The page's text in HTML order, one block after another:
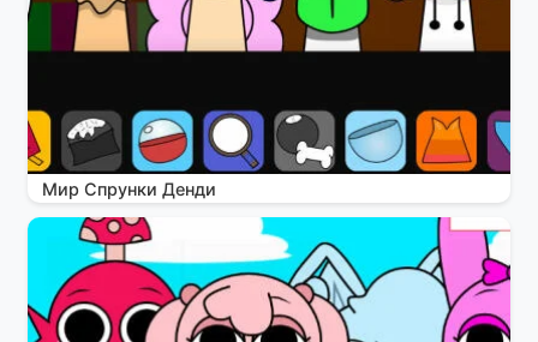
Мир Спрунки Денди